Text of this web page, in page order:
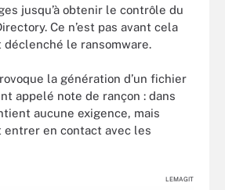
jusqu’à obtenir le contrôle du
Ce n’est pas avant cela
déclenché le ransomware.
la génération d’un fichier
appelé note de rançon : dans
aucune exigence, mais
entrer en contact avec les
LEMAGIT